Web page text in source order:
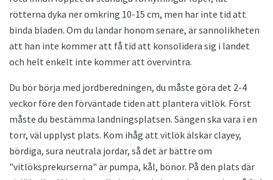
rötterna dyka ner omkring 10-15 cm, men har inte tid att
binda bladen. Om du landar honom senare, är sannolikheten
att han inte kommer att få tid att konsolidera sig i landet
och helt enkelt inte kommer att övervintra.
Du bör börja med jordberedningen, du måste göra det 2-4
veckor före den förväntade tiden att plantera vitlök. Först
måste du bestämma landningsplatsen. Sängen ska vara i en
torr, väl upplyst plats. Kom ihåg att vitlök älskar clayey,
bördiga, sura neutrala jordar, så det är bättre om
"vitlöksprekurserna" är pumpa, kål, bönor. På den plats där